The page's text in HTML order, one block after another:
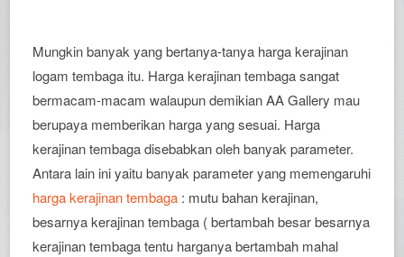
Mungkin banyak yang bertanya-tanya harga kerajinan
logam tembaga itu. Harga kerajinan tembaga sangat
bermacam-macam walaupun demikian AA Gallery mau
berupaya memberikan harga yang sesuai. Harga
kerajinan tembaga disebabkan oleh banyak parameter.
Antara lain ini yaitu banyak parameter yang memengaruhi
harga kerajinan tembaga : mutu bahan kerajinan,
besarnya kerajinan tembaga ( bertambah besar besarnya
kerajinan tembaga tentu harganya bertambah mahal